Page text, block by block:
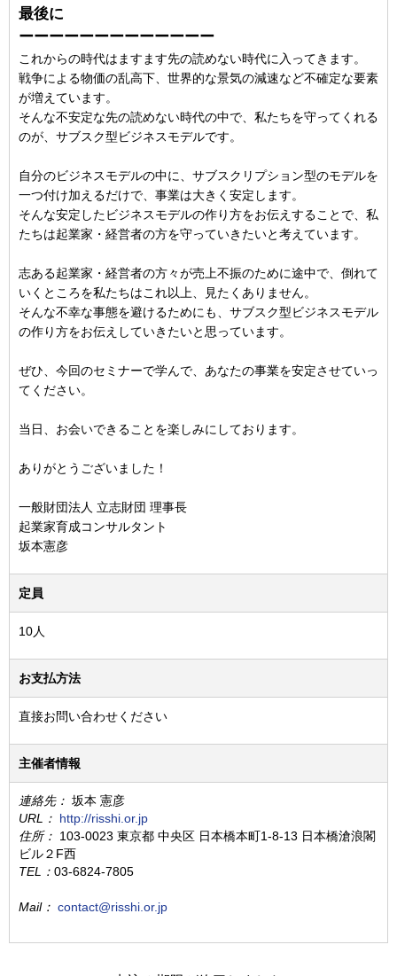
最後に
ーーーーーーーーーーーーー
これからの時代はますます先の読めない時代に入ってきます。
戦争による物価の乱高下、世界的な景気の減速など不確定な要素
が増えています。
そんな不安定な先の読めない時代の中で、私たちを守ってくれる
のが、サブスク型ビジネスモデルです。
自分のビジネスモデルの中に、サブスクリプション型のモデルを
一つ付け加えるだけで、事業は大きく安定します。
そんな安定したビジネスモデルの作り方をお伝えすることで、私
たちは起業家・経営者の方を守っていきたいと考えています。
志ある起業家・経営者の方々が売上不振のために途中で、倒れて
いくところを私たちはこれ以上、見たくありません。
そんな不幸な事態を避けるためにも、サブスク型ビジネスモデル
の作り方をお伝えしていきたいと思っています。
ぜひ、今回のセミナーで学んで、あなたの事業を安定させていっ
てください。
当日、お会いできることを楽しみにしております。
ありがとうございました！
一般財団法人 立志財団 理事長
起業家育成コンサルタント
坂本憲彦
定員
10人
お支払方法
直接お問い合わせください
主催者情報
連絡先： 坂本 憲彦
URL： http://risshi.or.jp
住所： 103-0023 東京都 中央区 日本橋本町1-8-13 日本橋滄浪閣
ビル２F西
TEL： 03-6824-7805
Mail： contact@risshi.or.jp